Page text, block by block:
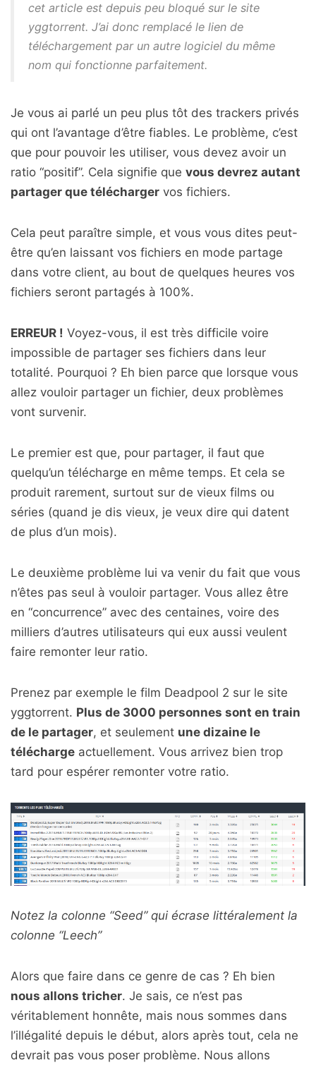
cet article est depuis peu bloqué sur le site
yggtorrent. J’ai donc remplacé le lien de
téléchargement par un autre logiciel du même
nom qui fonctionne parfaitement.
Je vous ai parlé un peu plus tôt des trackers privés
qui ont l’avantage d’être fiables. Le problème, c’est
que pour pouvoir les utiliser, vous devez avoir un
ratio “positif”. Cela signifie que vous devrez autant
partager que télécharger vos fichiers.
Cela peut paraître simple, et vous vous dites peut-
être qu’en laissant vos fichiers en mode partage
dans votre client, au bout de quelques heures vos
fichiers seront partagés à 100%.
ERREUR ! Voyez-vous, il est très difficile voire
impossible de partager ses fichiers dans leur
totalité. Pourquoi ? Eh bien parce que lorsque vous
allez vouloir partager un fichier, deux problèmes
vont survenir.
Le premier est que, pour partager, il faut que
quelqu’un télécharge en même temps. Et cela se
produit rarement, surtout sur de vieux films ou
séries (quand je dis vieux, je veux dire qui datent
de plus d’un mois).
Le deuxième problème lui va venir du fait que vous
n’êtes pas seul à vouloir partager. Vous allez être
en “concurrence” avec des centaines, voire des
milliers d’autres utilisateurs qui eux aussi veulent
faire remonter leur ratio.
Prenez par exemple le film Deadpool 2 sur le site
yggtorrent. Plus de 3000 personnes sont en train
de le partager, et seulement une dizaine le
télécharge actuellement. Vous arrivez bien trop
tard pour espérer remonter votre ratio.
Notez la colonne “Seed” qui écrase littéralement la
colonne “Leech”
Alors que faire dans ce genre de cas ? Eh bien
nous allons tricher. Je sais, ce n’est pas
véritablement honnête, mais nous sommes dans
l’illégalité depuis le début, alors après tout, cela ne
devrait pas vous poser problème. Nous allons